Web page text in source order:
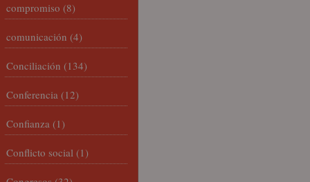
compromiso (8)
comunicación (4)
Conciliación (134)
Conferencia (12)
Confianza (1)
Conflicto social (1)